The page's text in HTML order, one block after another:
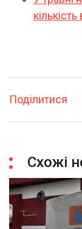
Поділитися
Схожі